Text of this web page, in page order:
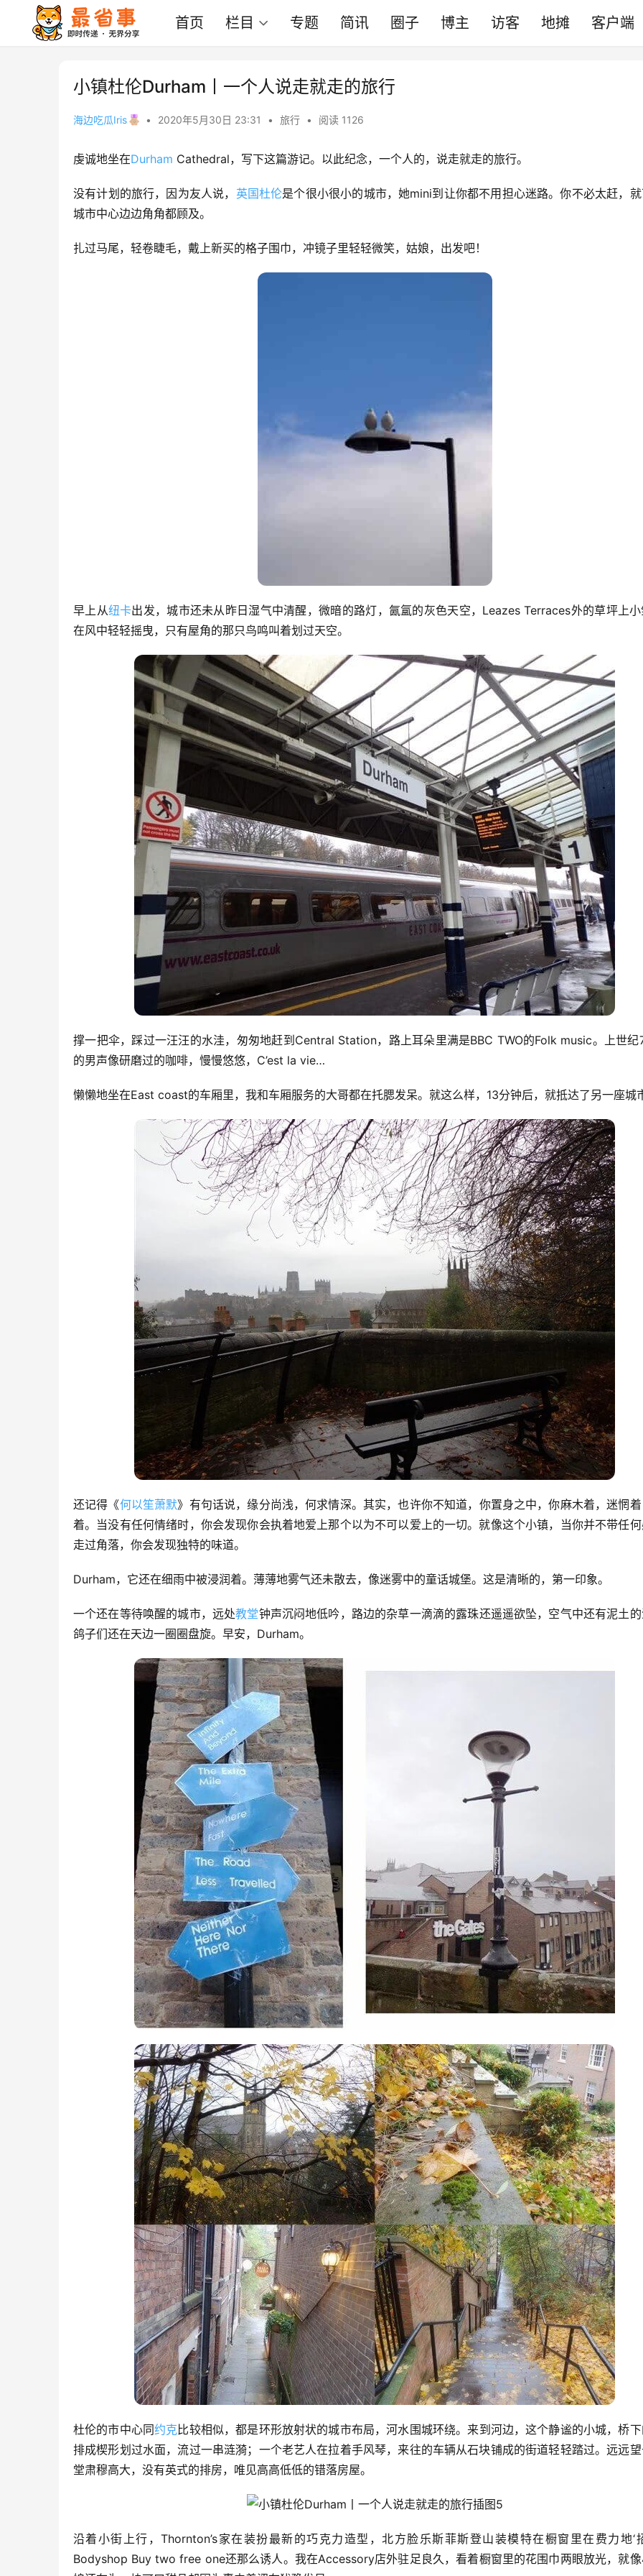
首页 栏目 专题 简讯 圈子 博主 访客 地摊 客户端
小镇杜伦Durham丨一个人说走就走的旅行
海边吃瓜Iris • 2020年5月30日 23:31 • 旅行 • 阅读 1126
虔诚地坐在Durham Cathedral，写下这篇游记。以此纪念，一个人的，说走就走的旅行。
没有计划的旅行，因为友人说， 英国杜伦是个很小很小的城市，她mini到让你都不用担心迷路。你不必太赶，
城市中心边边角角都顾及。
扎过马尾，轻卷睫毛，戴上新买的格子围巾，冲镜子里轻轻微笑，姑娘，出发吧！
早上从纽卡出发，城市还未从昨日湿气中清醒，微暗的路灯，氤氲的灰色天空，Leazes Terraces外的草坪上
在风中轻轻摇曳，只有屋角的那只鸟鸣叫着划过天空。
撑一把伞，踩过一汪汪的水洼，匆匆地赶到Central Station，路上耳朵里满是BBC TWO的Folk music。上世纪
的男声像研磨过的咖啡，慢慢悠悠，C’est la vie…
懒懒地坐在East coast的车厢里，我和车厢服务的大哥都在托腮发呆。就这么样，13分钟后，就抵达了另一座城
还记得《何以笙萧默》有句话说，缘分尚浅，何求情深。其实，也许你不知道，你置身之中，你麻木着，迷惘
着。当没有任何情绪时，你会发现你会执着地爱上那个以为不可以爱上的一切。就像这个小镇，当你并不带任
走过角落，你会发现独特的味道。
Durham，它还在细雨中被浸润着。薄薄地雾气还未散去，像迷雾中的童话城堡。这是清晰的，第一印象。
一个还在等待唤醒的城市，远处教堂钟声沉闷地低吟，路边的杂草一滴滴的露珠还遥遥欲坠，空气中还有泥土
鸽子们还在天边一圈圈盘旋。早安，Durham。
杜伦的市中心同约克比较相似，都是环形放射状的城市布局，河水围城环绕。来到河边，这个静谧的小城，桥
排成楔形划过水面，流过一串涟漪；一个老艺人在拉着手风琴，来往的车辆从石块铺成的街道轻轻踏过。远远
堂肃穆高大，没有英式的排房，唯见高高低低的错落房屋。
沿着小街上行，Thornton’s家在装扮最新的巧克力造型，北方脸乐斯菲斯登山装模特在橱窗里在费力地‘
Bodyshop Buy two free one还那么诱人。我在Accessory店外驻足良久，看着橱窗里的花围巾两眼放光，就